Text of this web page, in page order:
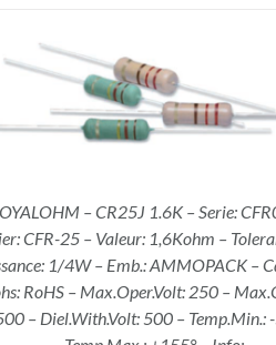
– CR25J 1.6K – Serie:
CFR-25 – Valeur: 1,6Kohm –
1/4W – Emb.: AMMOPACK –
RoHS – Max.Oper.Volt: 250 –
– Diel.With.Volt: 500 – Temp.Min.: